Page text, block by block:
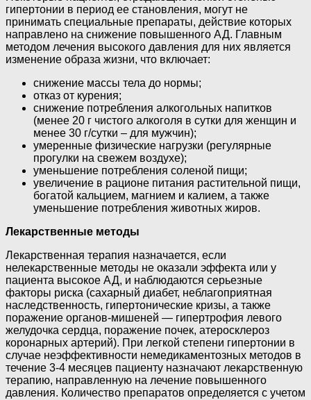
гипертонии в период ее становления, могут не
принимать специальные препараты, действие которых
направлено на снижение повышенного АД. Главным
методом лечения высокого давления для них является
изменение образа жизни, что включает:
снижение массы тела до нормы;
отказ от курения;
снижение потребления алкогольных напитков
(менее 20 г чистого алкоголя в сутки для женщин и
менее 30 г/сутки – для мужчин);
умеренные физические нагрузки (регулярные
прогулки на свежем воздухе);
уменьшение потребления соленой пищи;
увеличение в рационе питания растительной пищи,
богатой кальцием, магнием и калием, а также
уменьшение потребления животных жиров.
Лекарственные методы
Лекарственная терапия назначается, если
нелекарственные методы не оказали эффекта или у
пациента высокое АД, и наблюдаются серьезные
факторы риска (сахарный диабет, неблагоприятная
наследственность, гипертонические кризы, а также
поражение органов-мишеней — гипертрофия левого
желудочка сердца, поражение почек, атеросклероз
коронарных артерий). При легкой степени гипертонии в
случае неэффективности немедикаментозных методов в
течение 3-4 месяцев пациенту назначают лекарственную
терапию, направленную на лечение повышенного
давления. Количество препаратов определяется с учетом